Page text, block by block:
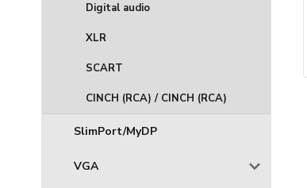
Digital audio
XLR
SCART
CINCH (RCA) / CINCH (RCA)
SlimPort/MyDP
VGA